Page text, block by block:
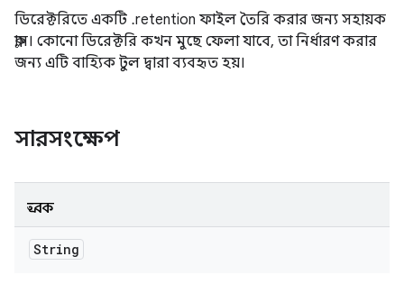
ডিরেক্টরিতে একটি .retention ফাইল তৈরি করার জন্য সহায়ক
ক্লাস। কোনো ডিরেক্টরি কখন মুছে ফেলা যাবে, তা নির্ধারণ করার
জন্য এটি বাহ্যিক টুল দ্বারা ব্যবহৃত হয়।
সারসংক্ষেপ
ধ্রুবক
String